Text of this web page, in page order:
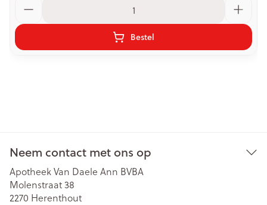
Bestel
Neem contact met ons op
Apotheek Van Daele Ann BVBA
Molenstraat 38
2270 Herenthout